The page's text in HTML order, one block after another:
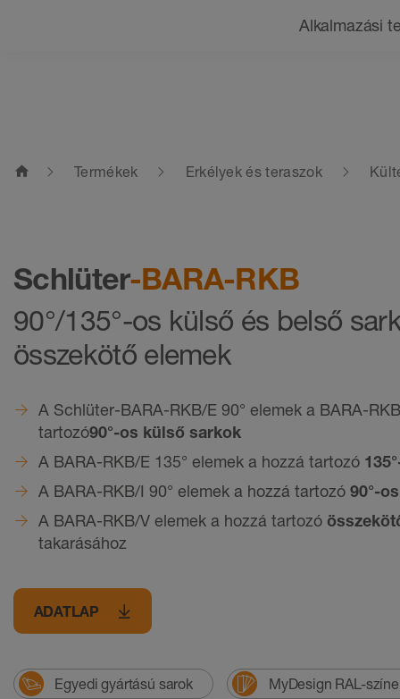
Alkalmazási
home Termékek Erkélyek és teraszok
Schlüter-BARA-RKB
90°/135°-os külső és belső
összekötő elemek
A Schlüter-BARA-RKB/E 90° elemek a BARA-
tartozó90°-os külső sarkok
A BARA-RKB/E 135° elemek a hozzá tartozó
A BARA-RKB/I 90° elemek a hozzá tartozó 90°-
A BARA-RKB/V elemek a hozzá tartozó
takarásához
ADATLAP
Egyedi gyártású sarok MyDesign RAL-